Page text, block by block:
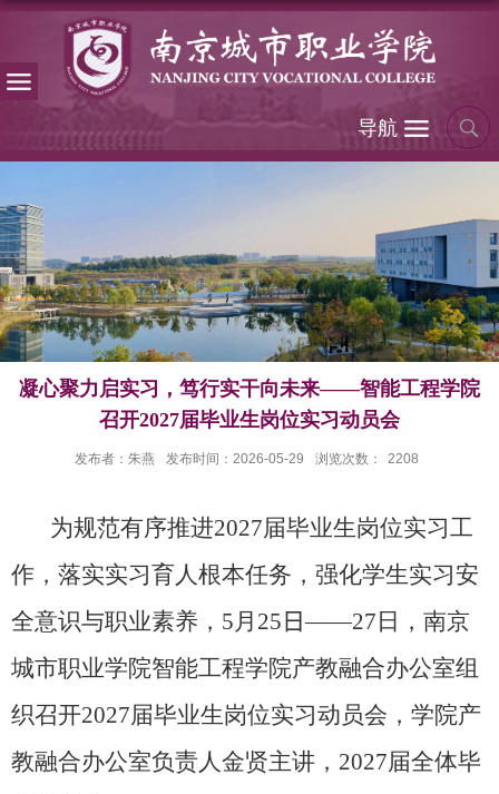
导航
凝心聚力启实习，笃行实干向未来——智能工程学院
召开2027届毕业生岗位实习动员会
发布者：朱燕 发布时间：2026-05-29 浏览次数： 2208
为规范有序推进2027届毕业生岗位实习工
作，落实实习育人根本任务，强化学生实习安
全意识与职业素养， 5月 25 日——27 日，南京
城市职业学院智能工程学院产教融合办公室组
织召开2027届毕业生岗位实习动员会，学院产
教融合办公室负责人金贤主讲， 2027届全体毕